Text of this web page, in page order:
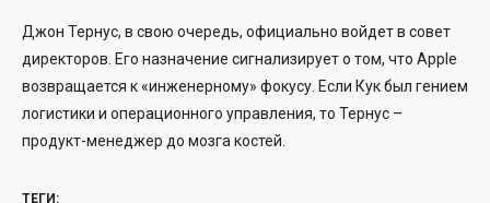
Джон Тернус, в свою очередь, официально войдет в совет
директоров. Его назначение сигнализирует о том, что Apple
возвращается к «инженерному» фокусу. Если Кук был гением
логистики и операционного управления, то Тернус –
продукт-менеджер до мозга костей.
ТЕГИ: